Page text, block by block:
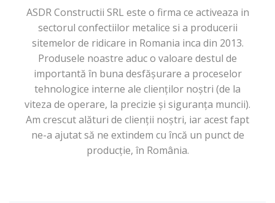
ASDR Constructii SRL este o firma ce activeaza in
sectorul confectiilor metalice si a producerii
sitemelor de ridicare in Romania inca din 2013.
Produsele noastre aduc o valoare destul de
importantă în buna desfășurare a proceselor
tehnologice interne ale clienților noștri (de la
viteza de operare, la precizie și siguranța muncii).
Am crescut alături de clienții noștri, iar acest fapt
ne-a ajutat să ne extindem cu încă un punct de
producție, în România.